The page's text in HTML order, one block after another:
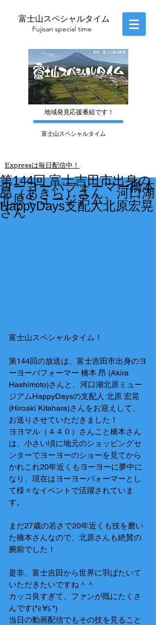
富士山スペシャルタイム
​Fujisan special time
​地域発見応援番組です！
富士山スペシャルタイム
​Expressは毎日配信中！
第144回 富士吉田市出身の
ヨーヨーパフォーマー橋本
昂（あきら）さん、河口湖
北原ミュージアム
HappyDays支配人北原宏晃
さん
富士山スペシャルタイム！
第144回の放送は、富士吉田市出身のヨ
ーヨーパフォーマー 橋本 昂 (Akira
Hashimoto)さんと、河口湖北原ミュー
ジアムHappyDaysの支配人 北原 宏晃
(Hiroaki Kitahara)さんをお迎えして、
お送りさせていただきました！
ヨヨマル（４４０）さんこと橋本さん
は、小さい頃に地元のショッピングセ
ンターでヨーヨーのショーを見てから
かれこれ20年近くもヨーヨーに夢中に
なり、現在はヨーヨーパォーマーとし
て様々なイベントで活躍されていま
す。
まだ27歳の若さで20年近くも技を磨い
た橋本さんなので、北原さんも絶賛の
腕前でした！
是非、富士吉田から世界に羽ばたいて
いただきたいですね＾＾
カッコ良すぎて、ファンが既にたくさ
んです(*≧∀≦*)
当日の動画配信でもその技を見ること